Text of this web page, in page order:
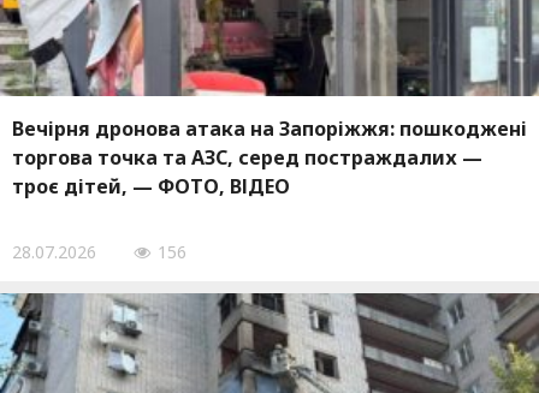
Вечірня дронова атака на Запоріжжя: пошкоджені
торгова точка та АЗС, серед постраждалих —
троє дітей, — ФОТО, ВІДЕО
28.07.2026 156